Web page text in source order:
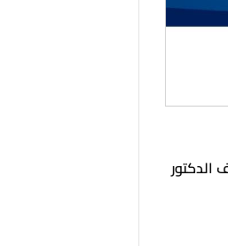
من الاثنين الى الجمعة في الفترة المسائية 4.00- 8.00 باشراف الدكتور